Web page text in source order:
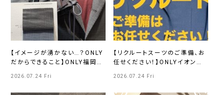
【イメージが湧かない…？ONLY
だからできること】ONLY福岡天
2026.07.24 Fri
【リクルートスーツのご準備、お
任せください！】ONLYイオンモ
2026.07.24 Fri